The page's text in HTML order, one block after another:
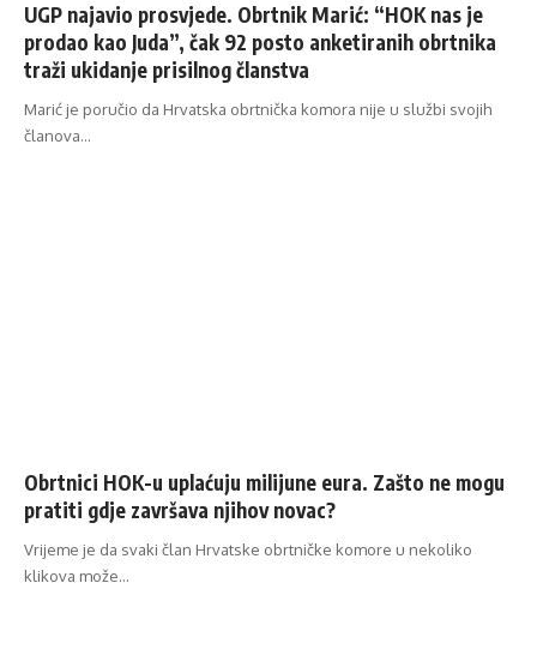
UGP najavio prosvjede. Obrtnik Marić: “HOK nas je
prodao kao Juda”, čak 92 posto anketiranih obrtnika
traži ukidanje prisilnog članstva
Marić je poručio da Hrvatska obrtnička komora nije u službi svojih
članova…
Obrtnici HOK-u uplaćuju milijune eura. Zašto ne mogu
pratiti gdje završava njihov novac?
Vrijeme je da svaki član Hrvatske obrtničke komore u nekoliko
klikova može…